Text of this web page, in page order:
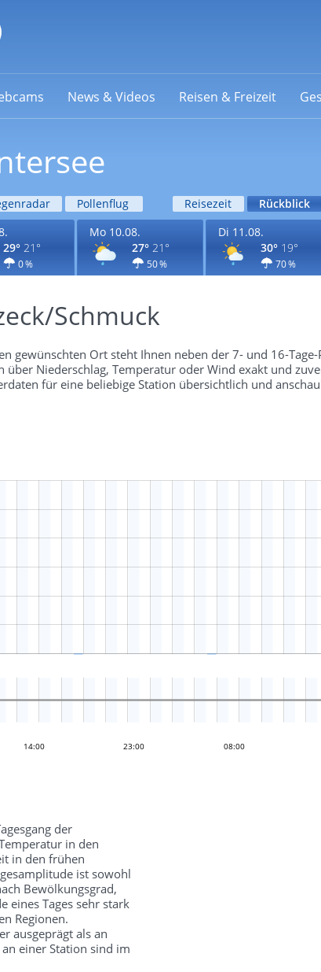
News & Videos Reisen & Freizeit
Pollenflug Reisezeit
Rückblick
29° 21°
0 %
Mo 10.08.
27° 21°
50 %
Di 11.08.
30° 19°
70 %
Schmuck
gewünschten Ort steht Ihnen neben der 7- und 16-
Niederschlag, Temperatur oder Wind exakt und
für eine beliebige Station übersichtlich und
17:00
14:00 23:00 08:00
der
in den
in den frühen
ist sowohl
Bewölkungsgrad,
eines Tages sehr stark
Regionen.
ausgeprägt als an
einer Station sind im